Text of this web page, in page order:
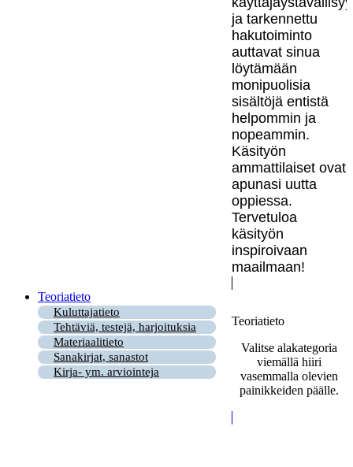
ja tarkennettu
hakutoiminto
auttavat sinua
löytämään
monipuolisia
sisältöjä entistä
helpommin ja
nopeammin.
Käsityön
ammattilaiset ovat
apunasi uutta
oppiessa.
Tervetuloa
käsityön
inspiroivaan
maailmaan!
Teoriatieto
Kuluttajatieto
Tehtäviä, testejä, harjoituksia
Materiaalitieto
Sanakirjat, sanastot
Kirja- ym. arviointeja
Teoriatieto
Valitse alakategoria
viemällä hiiri
vasemmalla olevien
painikkeiden päälle.